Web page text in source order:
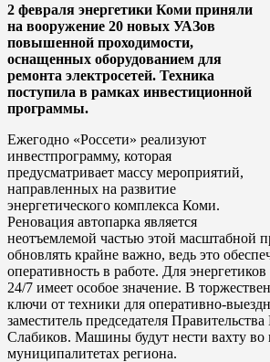
2 февраля энергетики Коми приняли
на вооружение 20 новых УАЗов
повышенной проходимости,
оснащенных оборудованием для
ремонта электросетей. Техника
поступила в рамках инвестиционной
программы.
Ежегодно «Россети» реализуют
инвестпрограмму, которая
предусматривает массу мероприятий,
направленных на развитие
энергетического комплекса Коми.
Реновация автопарка является
неотъемлемой частью этой масштабной
обновлять крайне важно, ведь это
оперативность в работе. Для
24/7 имеет особое значение. В
ключи от техники для оперативно-
заместитель председателя
Слабиков. Машины будут нести вахту во
муниципалитетах региона.